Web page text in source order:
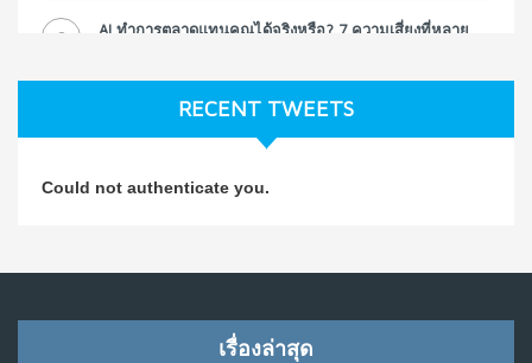
3
AI ทำการตลาดแทนคุณได้จริงหรือ? 7 ความเสี่ยงที่หลาย
NO COMMENTS
Koe ในแบบอาจารย์บอม
5
รัฐอาจเป็นจุดเริ่มต้นของ “ขบวนการประท้วงดิจิทัล” ครั้งใหม่
RECENT TWEETS
Could not authenticate you.
เรื่องล่าสุด